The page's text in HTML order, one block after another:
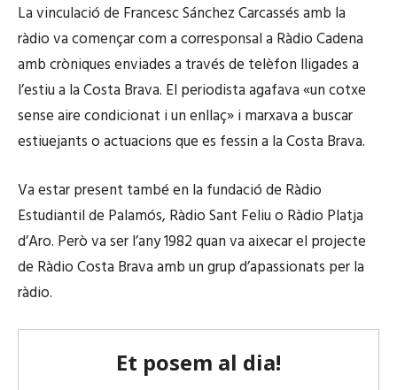
La vinculació de Francesc Sánchez Carcassés amb la
ràdio va començar com a corresponsal a Ràdio Cadena
amb cròniques enviades a través de telèfon lligades a
l’estiu a la Costa Brava. El periodista agafava «un cotxe
sense aire condicionat i un enllaç» i marxava a buscar
estiuejants o actuacions que es fessin a la Costa Brava.
Va estar present també en la fundació de Ràdio
Estudiantil de Palamós, Ràdio Sant Feliu o Ràdio Platja
d’Aro. Però va ser l’any 1982 quan va aixecar el projecte
de Ràdio Costa Brava amb un grup d’apassionats per la
ràdio.